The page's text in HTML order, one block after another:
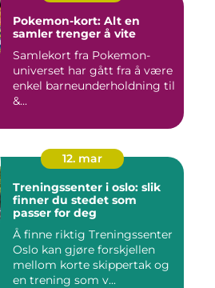
Pokemon-kort: Alt en
samler trenger å vite
Samlekort fra Pokemon-
universet har gått fra å være
enkel barneunderholdning til
&...
12. mar
Treningssenter i oslo: slik
finner du stedet som
passer for deg
Å finne riktig Treningssenter
Oslo kan gjøre forskjellen
mellom korte skippertak og
en trening som v...